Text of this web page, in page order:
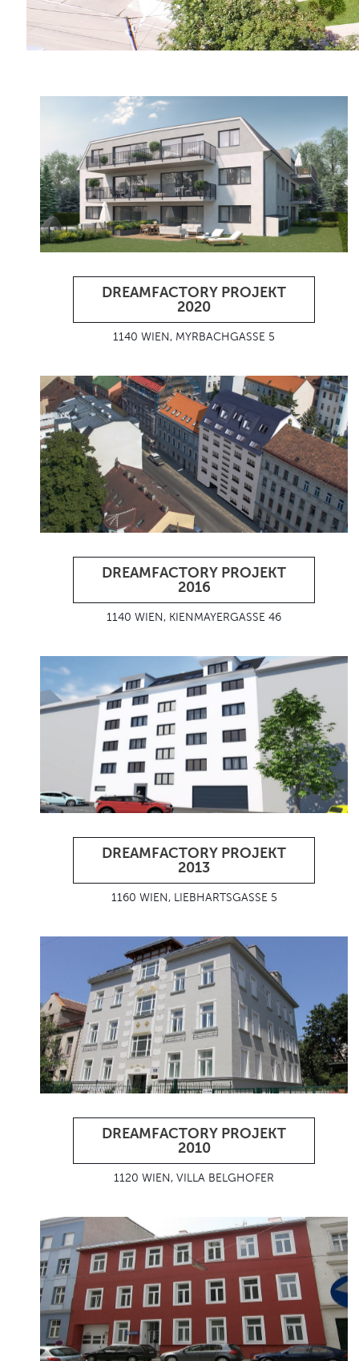
DREAMFACTORY PROJEKT
2020
1140 WIEN, MYRBACHGASSE 5
DREAMFACTORY PROJEKT
2016
1140 WIEN, KIENMAYERGASSE 46
DREAMFACTORY PROJEKT
2013
1160 WIEN, LIEBHARTSGASSE 5
DREAMFACTORY PROJEKT
2010
1120 WIEN, VILLA BELGHOFER